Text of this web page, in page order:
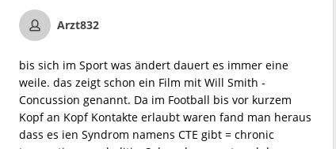
Arzt832
bis sich im Sport was ändert dauert es immer eine
weile. das zeigt schon ein Film mit Will Smith -
Concussion genannt. Da im Football bis vor kurzem
Kopf an Kopf Kontakte erlaubt waren fand man heraus
dass es ien Syndrom namens CTE gibt = chronic